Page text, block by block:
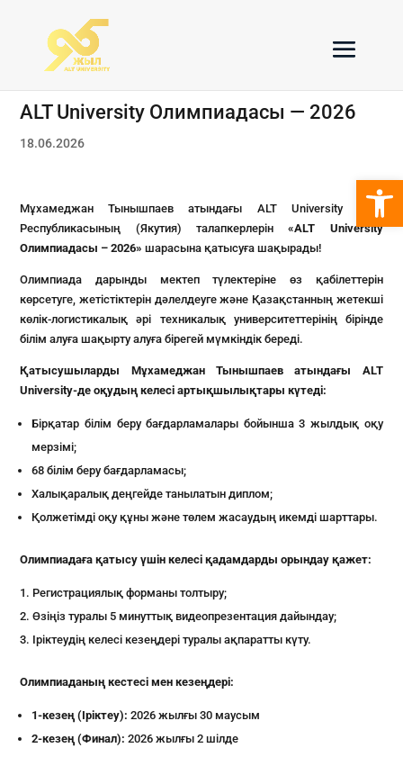
ALT University Олимпиадасы — 2026
18.06.2026
Мұхамеджан Тынышпаев атындағы ALT University Саха
Республикасының (Якутия) талапкерлерін«ALT University
Олимпиадасы – 2026» шарасына қатысуға шақырады!
Олимпиада дарынды мектеп түлектеріне өз қабілеттерін
көрсетуге, жетістіктерін дәлелдеуге және Қазақстанның жетекші
көлік-логистикалық әрі техникалық университеттерінің бірінде
білім алуға шақырту алуға бірегей мүмкіндік береді.
Қатысушыларды Мұхамеджан Тынышпаев атындағы ALT
University-де оқудың келесі артықшылықтары күтеді:
Бірқатар білім беру бағдарламалары бойынша 3 жылдық оқу
мерзімі;
68 білім беру бағдарламасы;
Халықаралық деңгейде танылатын диплом;
Қолжетімді оқу құны және төлем жасаудың икемді шарттары.
Олимпиадаға қатысу үшін келесі қадамдарды орындау қажет:
Регистрациялық форманы толтыру;
Өзіңіз туралы 5 минуттық видеопрезентация дайындау;
Іріктеудің келесі кезеңдері туралы ақпаратты күту.
Олимпиаданың кестесі мен кезеңдері:
1-кезең (Іріктеу): 2026 жылғы 30 маусым
2-кезең (Финал): 2026 жылғы 2 шілде